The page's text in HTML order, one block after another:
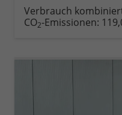
Verbrauch
CO2-Emissionen: